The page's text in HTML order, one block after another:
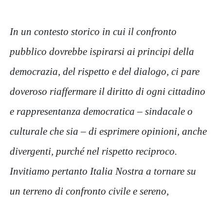
In un contesto storico in cui il confronto
pubblico dovrebbe ispirarsi ai principi della
democrazia, del rispetto e del dialogo, ci pare
doveroso riaffermare il diritto di ogni cittadino
e rappresentanza democratica – sindacale o
culturale che sia – di esprimere opinioni, anche
divergenti, purché nel rispetto reciproco.
Invitiamo pertanto Italia Nostra a tornare su
un terreno di confronto civile e sereno,